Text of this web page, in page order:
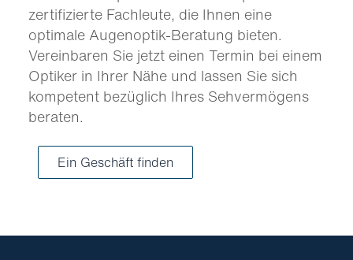
zertifizierte Fachleute, die Ihnen eine
optimale Augenoptik-Beratung bieten.
Vereinbaren Sie jetzt einen Termin bei einem
Optiker in Ihrer Nähe und lassen Sie sich
kompetent bezüglich Ihres Sehvermögens
beraten.
Ein Geschäft finden